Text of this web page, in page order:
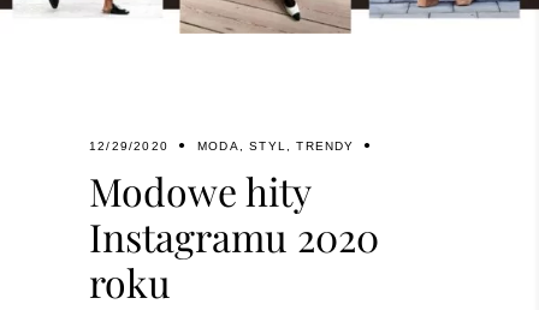
12/29/2020 MODA,STYL,TRENDY
Modowe hity
Instagramu 2020
roku